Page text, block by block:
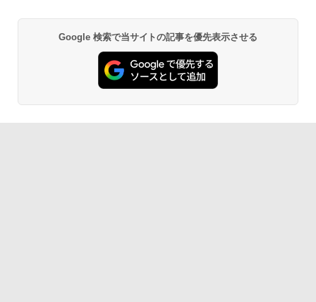
Google 検索で当サイトの記事を優先表示させる